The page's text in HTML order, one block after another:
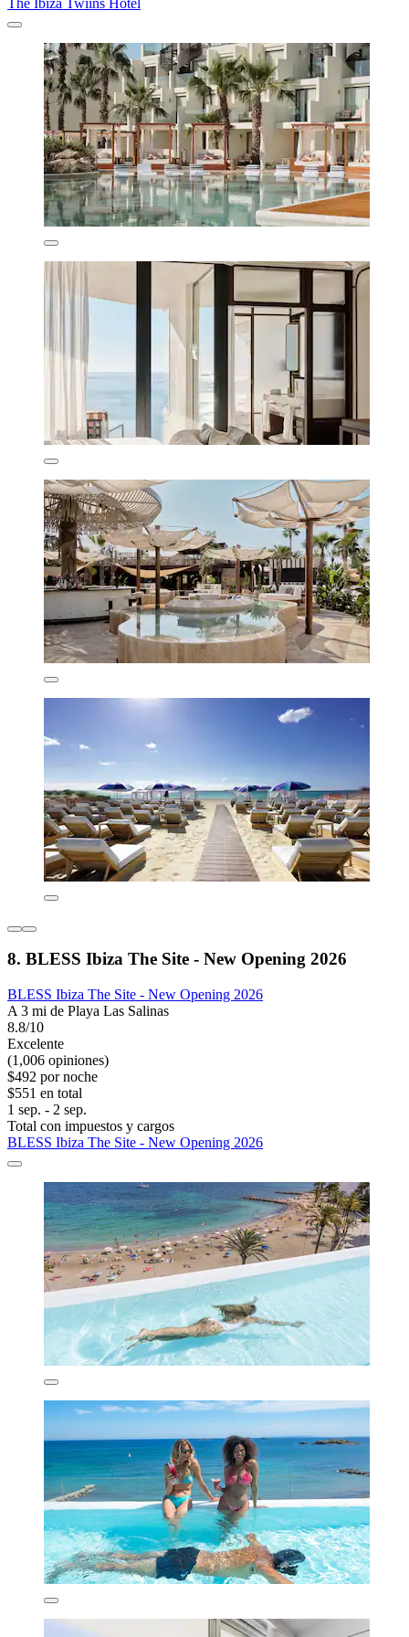
8. BLESS Ibiza The Site - New Opening 2026
BLESS Ibiza The Site - New Opening 2026
A 3 mi de Playa Las Salinas
8.8/10
Excelente
(1,006 opiniones)
$492 por noche
$551 en total
1 sep. - 2 sep.
Total con impuestos y cargos
BLESS Ibiza The Site - New Opening 2026